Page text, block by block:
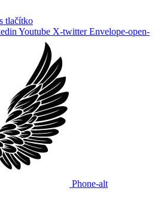
Youtube X-twitter Envelope-open-
Phone-alt